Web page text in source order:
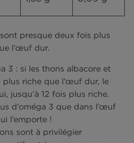
!
et en oméga 3 : l’œuf.
au
Sardine à
l’huile,
appertisé
e,
égouttée
Œuf